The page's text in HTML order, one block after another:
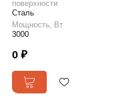
поверхности
Сталь
Мощность, Вт
3000
0 ₽